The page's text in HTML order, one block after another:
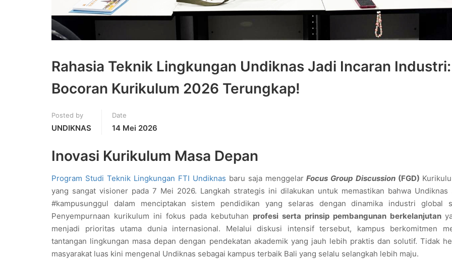
Rahasia Teknik Lingkungan Undiknas Jadi Incaran Industri:
Bocoran Kurikulum 2026 Terungkap!
Posted by
UNDIKNAS
Date
14 Mei 2026
Inovasi Kurikulum Masa Depan
Program Studi Teknik Lingkungan FTI Undiknas baru saja menggelar Focus Group Discussion(FGD)
yang sangat visioner pada 7 Mei 2026. Langkah strategis ini dilakukan untuk memastikan bahwa Undiknas
#kampusunggul dalam menciptakan sistem pendidikan yang selaras dengan dinamika industri global
Penyempurnaan kurikulum ini fokus pada kebutuhan profesi serta prinsip pembangunan berkelanjutan
menjadi prioritas utama dunia internasional. Melalui diskusi intensif tersebut, kampus berkomitmen
tantangan lingkungan masa depan dengan pendekatan akademik yang jauh lebih praktis dan solutif. Tidak
masyarakat luas kini mengenal Undiknas sebagai kampus terbaik Bali yang selalu selangkah lebih maju.